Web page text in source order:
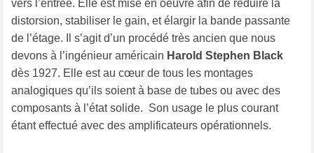
vers l’entrée. Elle est mise en oeuvre afin de réduire la
distorsion, stabiliser le gain, et élargir la bande passante
de l’étage. Il s’agit d’un procédé très ancien que nous
devons à l’ingénieur américain Harold Stephen Black
dès 1927. Elle est au cœur de tous les montages
analogiques qu’ils soient à base de tubes ou avec des
composants à l’état solide. Son usage le plus courant
étant effectué avec des amplificateurs opérationnels.